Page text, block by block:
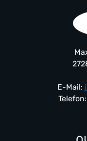
E-Mail:
Telefon: